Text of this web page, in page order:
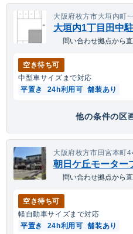
大阪府枚方市大垣内町
大垣内1丁目田中
問い合わせ拠点から
空き待ち可
中型車サイズまで対応
平置き
24h利用可 舗装あり
他の条件の区
大阪府枚方市田宮本町
朝日ケ丘モーター
問い合わせ拠点から
空き待ち可
軽自動車サイズまで対応
平置き
24h利用可 舗装あり